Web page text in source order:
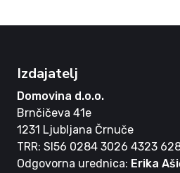
Izdajatelj
Domovina d.o.o.
Brnčičeva 41e
1231 Ljubljana Črnuče
TRR: SI56 0284 3026 4323
Odgovorna urednica: Erika